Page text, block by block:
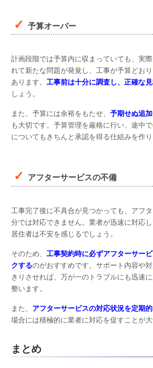
予算オーバー
計画段階では予算内に収まっていても、実
れて新たな問題が発覚し、工事が予算どお
あります。 工事前は十分に調査し、正確な
しょう。
また、予算には余裕をもたせ、 予期せぬ追
も大切です。予算管理を厳格に行い、途中
についてもきちんと承認を得る仕組みを作り
アフターサービスの不備
工事完了後に不具合が見つかっても、アフ
分では対応できません。業者が迅速に対応し
居住者は不安を感じるでしょう。
そのため、 工事契約時に必ずアフターサー
クするのがおすすめです。サポート内容や
きりさせれば、万が一のトラブルにも迅速
整います。
また、 アフターサービスの対応状況を定期
場合には積極的に業者に対応を促すことが大
まとめ